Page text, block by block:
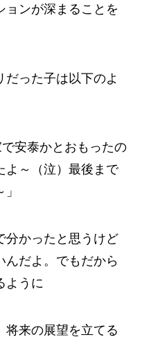
ョンが深まることを
だった子は以下のよ
安泰かとおもったの
よ～（泣）最後まで
分かったと思うけど
んだよ。でもだから
ように
将来の展望を立てる